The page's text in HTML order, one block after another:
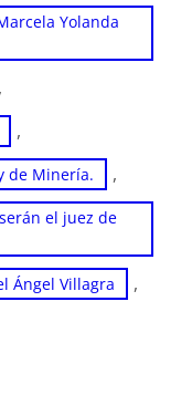
Yolanda
,
,
de Minería. ,
el juez de
Ángel Villagra ,